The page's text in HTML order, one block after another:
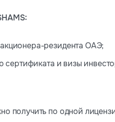
резидента ОАЭ;
и визы
получить по одной